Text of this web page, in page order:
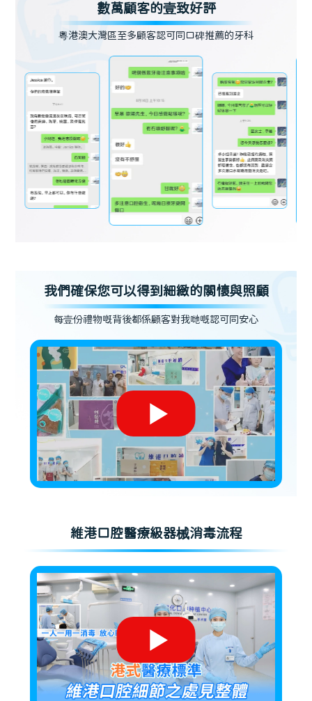
數萬顧客的壹致好評
粵港澳大灣區至多顧客認可同口碑推薦的牙科
我們確保您可以得到細緻的關懷與照顧
每壹份禮物嘅背後都係顧客對我哋嘅認可同安心
維港口腔醫療級器械消毒流程